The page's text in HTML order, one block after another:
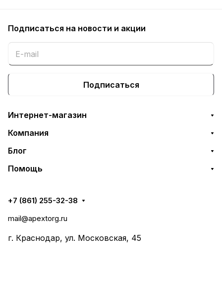
Подписаться на новости и акции
Подписаться
Интернет-магазин
Компания
Блог
Помощь
+7 (861) 255-32-38
mail@apextorg.ru
г. Краснодар, ул. Московская, 45